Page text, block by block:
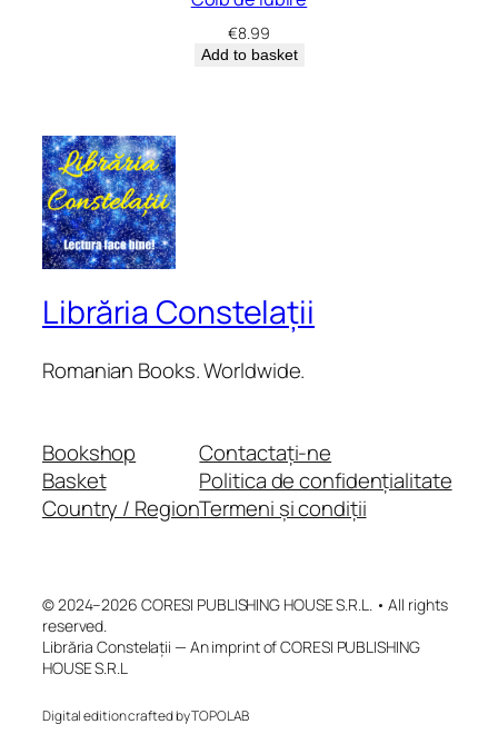
€8.99
Add to basket
Librăria Constelații
Romanian Books. Worldwide.
Bookshop
Basket
Country / Region
Contactați-ne
Politica de confidențialitate
Termeni și condiții
© 2024–2026 CORESI PUBLISHING HOUSE S.R.L. • All rights
reserved.
Librăria Constelații — An imprint of CORESI PUBLISHING
HOUSE S.R.L
Digital edition crafted by TOPOLAB